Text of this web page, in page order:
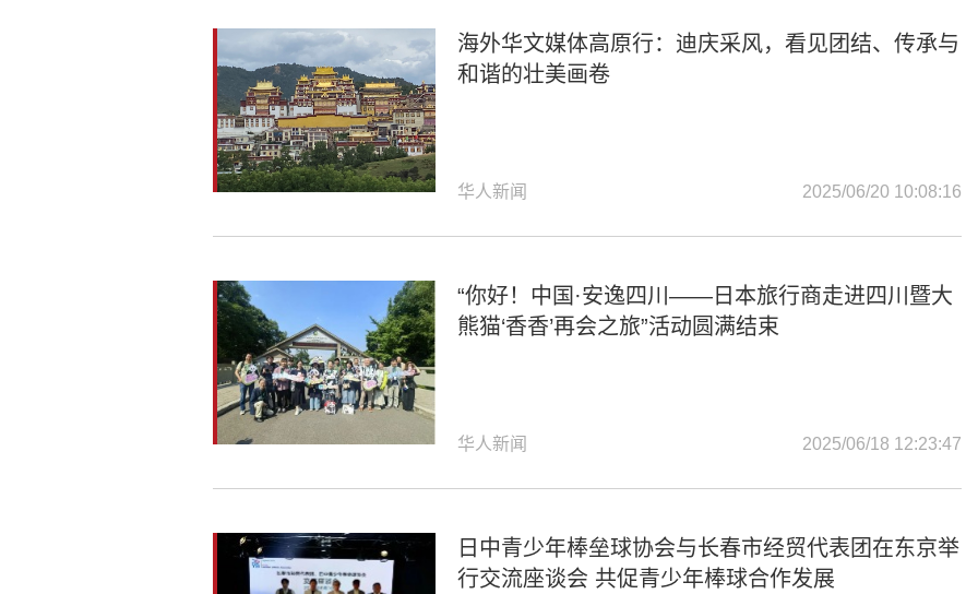
海外华文媒体高原行：迪庆采风，看见团结、传承与
和谐的壮美画卷
华人新闻 2025/06/20 10:08:16
“你好！中国·安逸四川——日本旅行商走进四川暨大
熊猫‘香香’再会之旅”活动圆满结束
华人新闻 2025/06/18 12:23:47
日中青少年棒垒球协会与长春市经贸代表团在东京举
行交流座谈会 共促青少年棒球合作发展